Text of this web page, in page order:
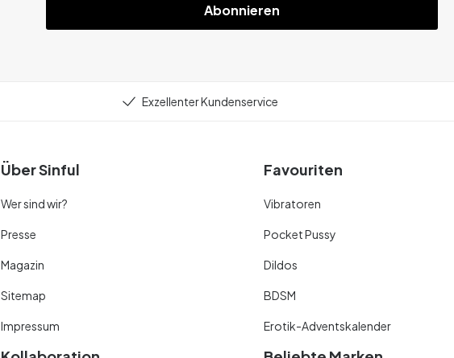
Abonnieren
Exzellenter Kundenservice
Über Sinful
Wer sind wir?
Presse
Magazin
Sitemap
Impressum
Favouriten
Vibratoren
Pocket Pussy
Dildos
BDSM
Erotik-Adventskalender